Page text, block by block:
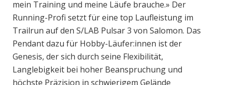
mein Training und meine Läufe brauche.» Der
Running-Profi setzt für eine top Laufleistung im
Trailrun auf den S/LAB Pulsar 3 von Salomon. Das
Pendant dazu für Hobby-Läufer:innen ist der
Genesis, der sich durch seine Flexibilität,
Langlebigkeit bei hoher Beanspruchung und
höchste Präzision in schwierigem Gelände